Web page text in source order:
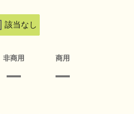
該当なし
非商用 商用